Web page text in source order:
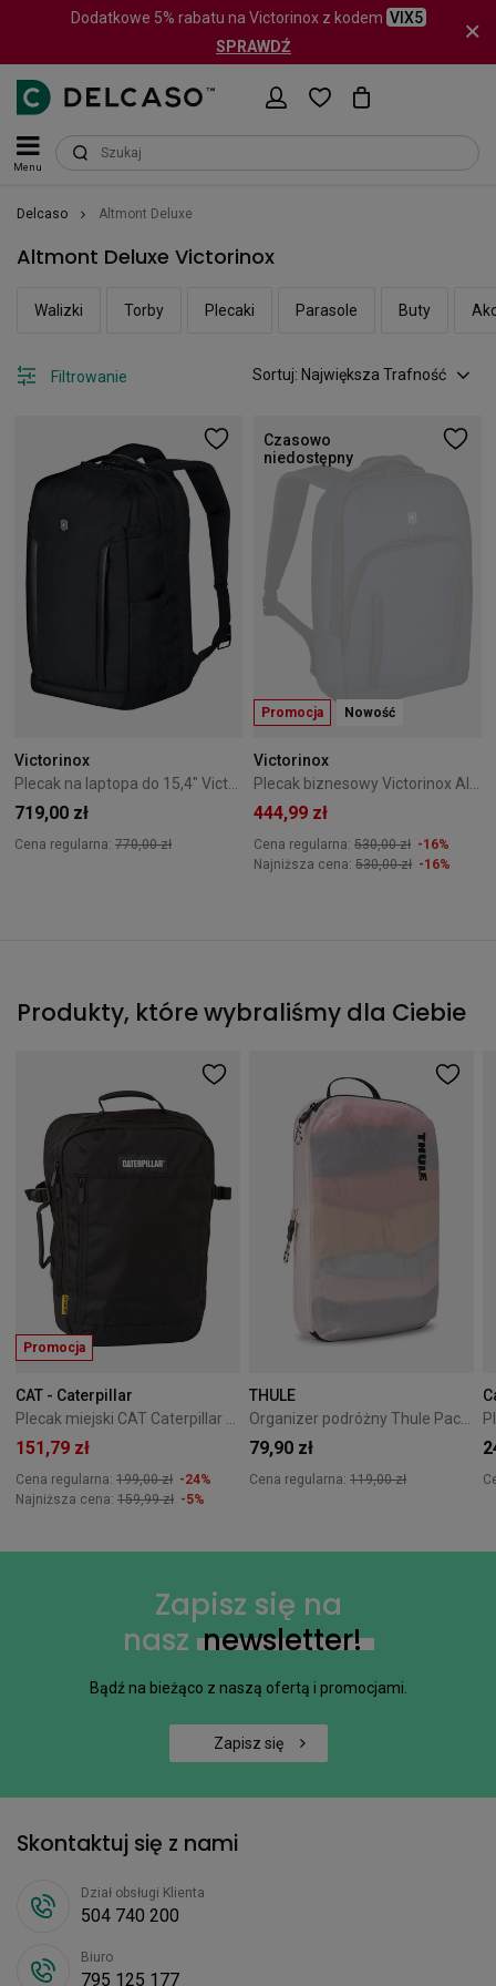
Dodatkowe 5% rabatu na Victorinox z kodem VIX5
SPRAWDŹ
Menu
Delcaso Altmont Deluxe
Altmont Deluxe Victorinox
Walizki Torby Plecaki Parasole Buty
Sortuj: Największa Trafność
Filtrowanie
Victorinox
719,00 zł
Cena regularna: 770,00 zł
Czasowo
niedostępny
Promocja Nowość
Victorinox
444,99 zł
Cena regularna: 530,00 zł -16%
Najniższa cena: 530,00 zł -16%
Produkty, które wybraliśmy dla Ciebie
Promocja
CAT - Caterpillar
Plecak miejski CAT Caterpillar V-Power Cabin Cargo czarny
151,79 zł
Cena regularna: 199,00 zł -24%
Najniższa cena: 159,99 zł -5%
THULE
Organizer podróżny Thule PackingCube kompresyjny M biały
79,90 zł
Cena regularna: 119,00 zł
Zapisz się na
nasz newsletter!
Bądź na bieżąco z naszą ofertą i promocjami.
Zapisz się
Skontaktuj się z nami
Dział obsługi Klienta
504 740 200
Biuro
795 125 177